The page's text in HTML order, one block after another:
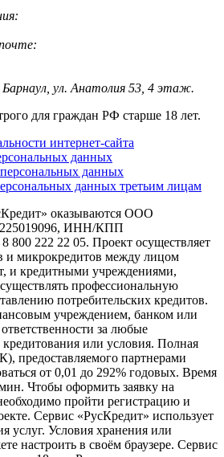
Барнаул, ул. Анатолия 53, 4 этаж.
для граждан РФ старше 18 лет.
интернет-сайта
данных
данных
данных третьим лицам
оказываются ООО
ИНН/КПП
800 222 22 05. Проект осуществляет
и микрокредитов между лицом
и кредитными учреждениями,
профессиональную
потребительских кредитов.
учреждением, банком или
за любые
или условия. Полная
предоставляемого партнерами
от 0,01 до 292% годовых. Время
Чтобы оформить заявку на
пройти регистрацию и
Сервис «РусКредит» использует
услуг. Условия хранения или
настроить в своём браузере. Сервис